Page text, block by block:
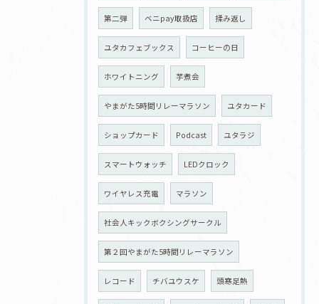
第二弾 ベニpay取扱店 揉み返し
ユタカフェブックス コーヒーの日
ホワイトニング 芋煮会
やまがた5時間リレーマラソン ユタカード
ショップカード Podcast ユタラジ
スマートウォッチ LEDクロック
ワイヤレス充電 マラソン
社会人キックボクシングサークル
第２回やまがた5時間リレーマラソン
レコード チバユウスケ 頭寒足熱